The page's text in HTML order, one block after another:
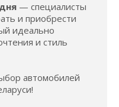
— специалисты
и приобрести
идеально
и стиль
автомобилей